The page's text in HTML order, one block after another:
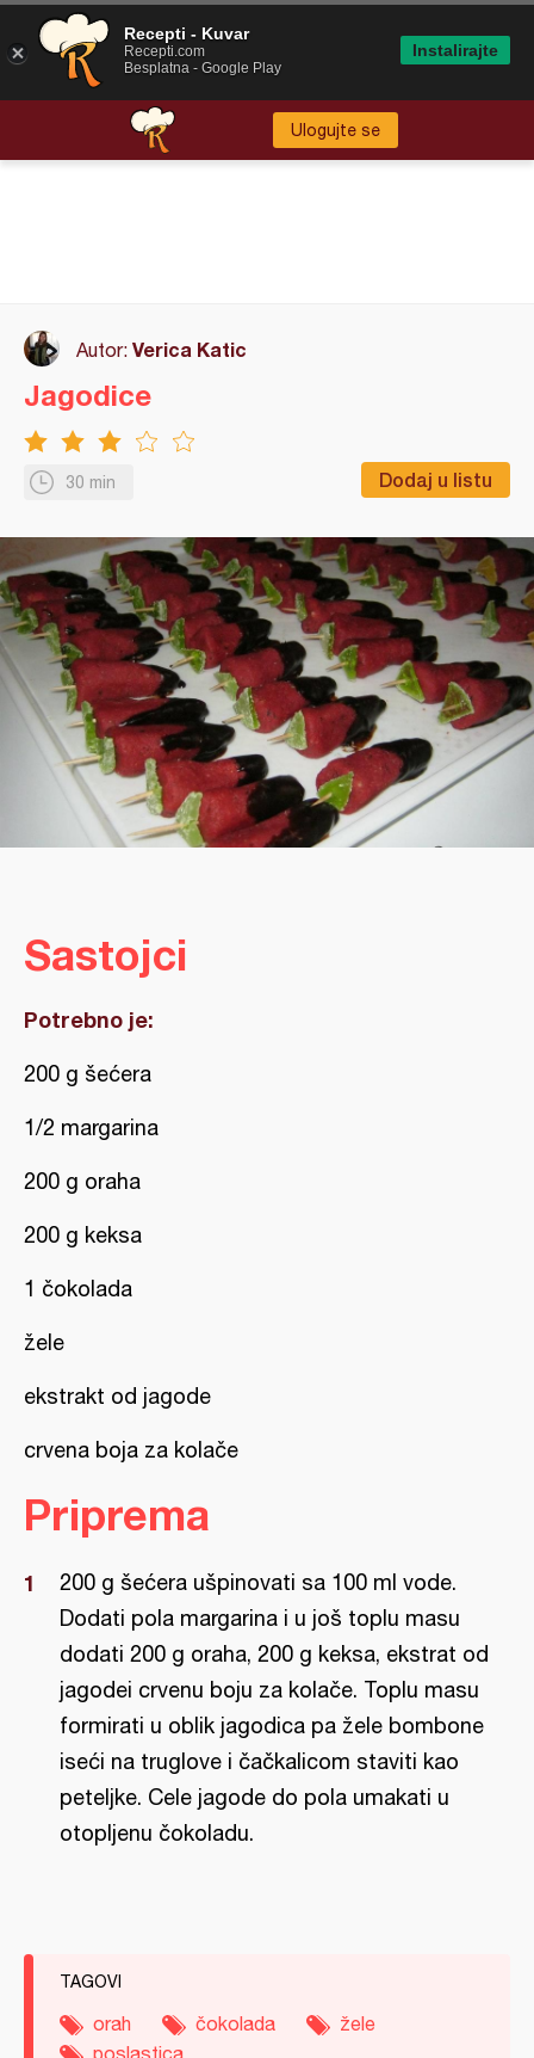
Ulogujte se
Autor: Verica Katic
30 min Dodaj u listu
Jagodice
Sastojci
Potrebno je:
200 g šećera
1/2 margarina
200 g oraha
200 g keksa
1 čokolada
žele
ekstrakt od jagode
crvena boja za kolače
Priprema
200 g šećera ušpinovati sa 100 ml vode.
Dodati pola margarina i u još toplu masu
dodati 200 g oraha, 200 g keksa, ekstrat od
jagodei crvenu boju za kolače. Toplu masu
formirati u oblik jagodica pa žele bombone
iseći na truglove i čačkalicom staviti kao
peteljke. Cele jagode do pola umakati u
otopljenu čokoladu.
TAGOVI
orah čokolada
žele
poslastica
Recepti - Kuvar
Recepti.com
Besplatna - Google Play
Instalirajte